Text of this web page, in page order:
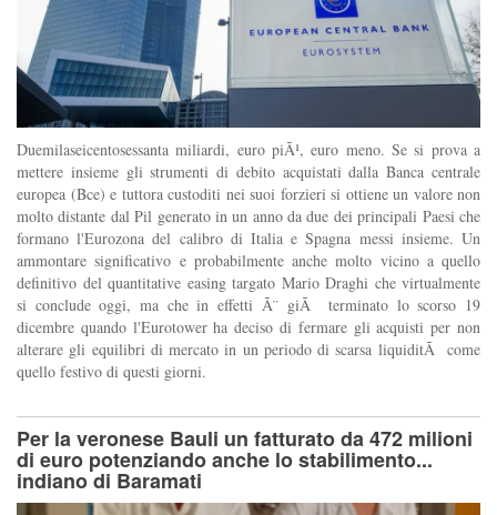
Duemilaseicentosessanta miliardi, euro piÃ¹, euro meno. Se si prova a
mettere insieme gli strumenti di debito acquistati dalla Banca centrale
europea (Bce) e tuttora custoditi nei suoi forzieri si ottiene un valore non
molto distante dal Pil generato in un anno da due dei principali Paesi che
formano l'Eurozona del calibro di Italia e Spagna messi insieme. Un
ammontare significativo e probabilmente anche molto vicino a quello
definitivo del quantitative easing targato Mario Draghi che virtualmente
si conclude oggi, ma che in effetti Ã¨ giÃ terminato lo scorso 19
dicembre quando l'Eurotower ha deciso di fermare gli acquisti per non
alterare gli equilibri di mercato in un periodo di scarsa liquiditÃ come
quello festivo di questi giorni.
Per la veronese Bauli un fatturato da 472 milioni
di euro potenziando anche lo stabilimento...
indiano di Baramati